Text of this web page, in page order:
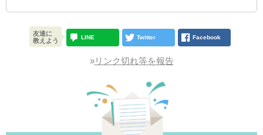
友達に
教えよう
LINE Twitter Facebook
»リンク切れ等を報告